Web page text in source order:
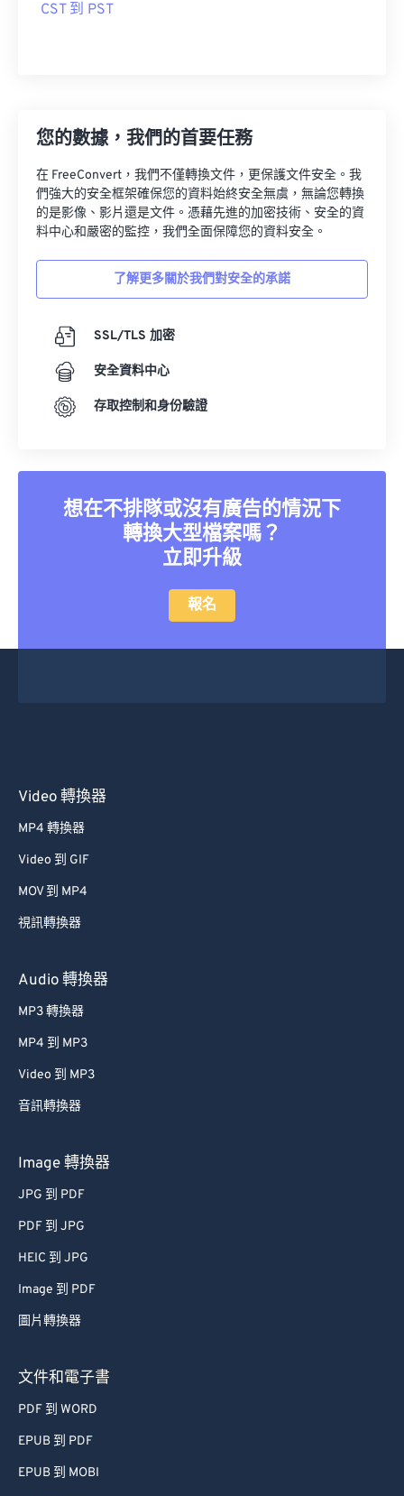
CST 到 PST
您的數據，我們的首要任務
在 FreeConvert，我們不僅轉換文件，更保護文件安全。我
們強大的安全框架確保您的資料始終安全無虞，無論您轉換
的是影像、影片還是文件。憑藉先進的加密技術、安全的資
料中心和嚴密的監控，我們全面保障您的資料安全。
了解更多關於我們對安全的承諾
SSL/TLS 加密
安全資料中心
存取控制和身份驗證
想在不排隊或沒有廣告的情況下
轉換大型檔案嗎？
立即升級
報名
Video 轉換器
MP4 轉換器
Video 到 GIF
MOV 到 MP4
視訊轉換器
Audio 轉換器
MP3 轉換器
MP4 到 MP3
Video 到 MP3
音訊轉換器
Image 轉換器
JPG 到 PDF
PDF 到 JPG
HEIC 到 JPG
Image 到 PDF
圖片轉換器
文件和電子書
PDF 到 WORD
EPUB 到 PDF
EPUB 到 MOBI